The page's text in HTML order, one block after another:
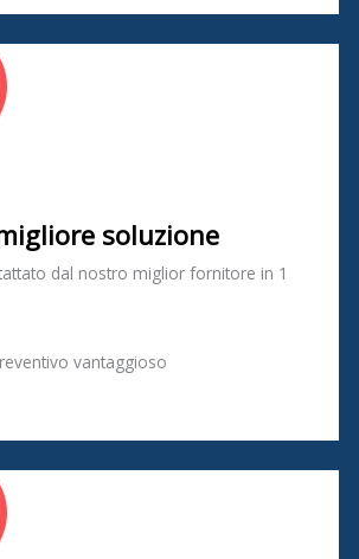
soluzione
dal nostro miglior fornitore in 1
vantaggioso